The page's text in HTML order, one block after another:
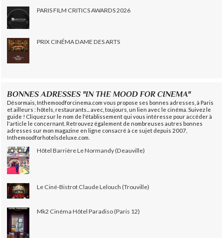
PARIS FILM CRITICS AWARDS 2026
PRIX CINÉMA DAME DES ARTS
BONNES ADRESSES "IN THE MOOD FOR CINEMA"
Désormais, Inthemoodforcinema.com vous propose ses bonnes adresses, à Paris
et ailleurs : hôtels, restaurants... avec, toujours, un lien avec le cinéma. Suivez le
guide ! Cliquez sur le nom de l'établissement qui vous intéresse pour accéder à
l'article le concernant. Retrouvez également de nombreuses autres bonnes
adresses sur mon magazine en ligne consacré à ce sujet depuis 2007,
Inthemoodforhotelsdeluxe.com.
Hôtel Barrière Le Normandy (Deauville)
Le Ciné-Bistrot Claude Lelouch (Trouville)
Mk2 Cinéma Hôtel Paradiso (Paris 12)